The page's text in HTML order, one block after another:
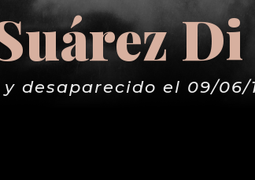
desaparecido el 09/06/